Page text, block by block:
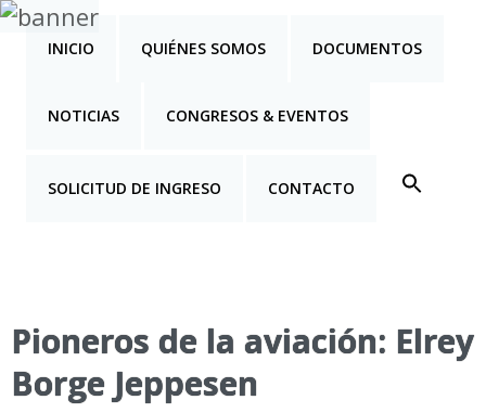
INICIO QUIÉNES SOMOS DOCUMENTOS
NOTICIAS CONGRESOS & EVENTOS
SOLICITUD DE INGRESO CONTACTO
Pioneros de la aviación: Elrey
Borge Jeppesen